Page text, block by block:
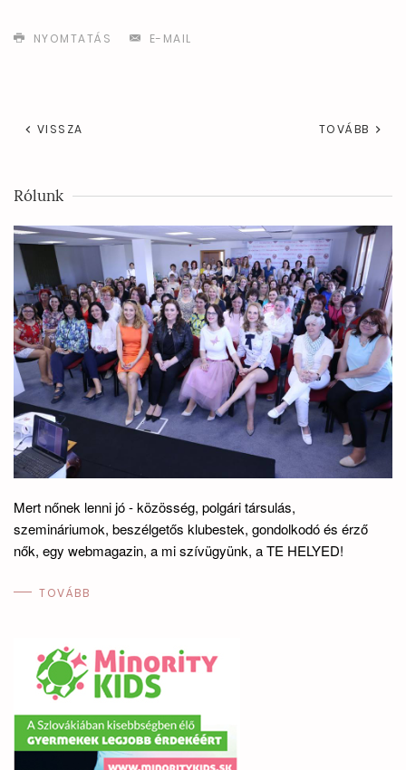
NYOMTATÁS E-MAIL
VISSZA TOVÁBB
Rólunk
Mert nőnek lenni jó - közösség, polgári társulás,
szemináriumok, beszélgetős klubestek, gondolkodó és érző
nők, egy webmagazin, a mi szívügyünk, a TE HELYED!
TOVÁBB